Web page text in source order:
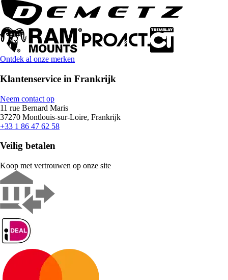
Ontdek al onze merken
Klantenservice in Frankrijk
Neem contact op
11 rue Bernard Maris
37270 Montlouis-sur-Loire, Frankrijk
+33 1 86 47 62 58
Veilig betalen
Koop met vertrouwen op onze site